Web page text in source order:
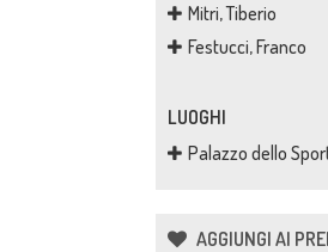
Mitri, Tiberio
Festucci, Franco
LUOGHI
Palazzo dello
AGGIUNGI AI